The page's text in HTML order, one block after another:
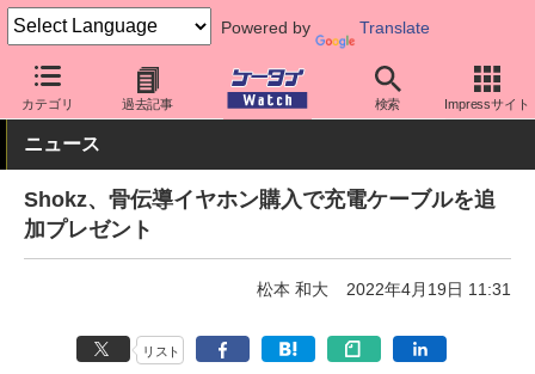
Powered by Translate
カテゴリ 過去記事 検索 Impressサイト
ケータイ Watch 周辺機器/アクセサリー オーディオ
ニュース
Shokz、骨伝導イヤホン購入で充電ケーブルを追
加プレゼント
松本 和大 2022年4月19日 11:31
リスト